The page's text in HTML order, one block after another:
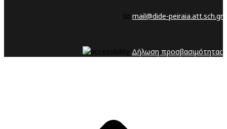
📧 mail@dide-peiraia.att.sch.gr
Δήλωση προσβασιμότητας